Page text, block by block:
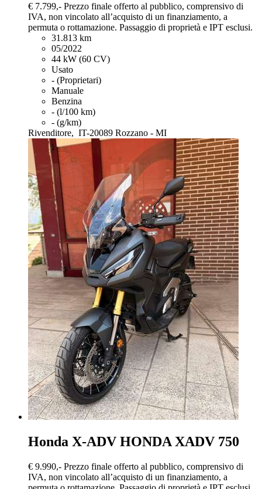
€ 7.799,- Prezzo finale offerto al pubblico, comprensivo di
IVA, non vincolato all’acquisto di un finanziamento, a
permuta o rottamazione. Passaggio di proprietà e IPT esclusi.
31.813 km
05/2022
44 kW (60 CV)
Usato
- (Proprietari)
Manuale
Benzina
- (l/100 km)
- (g/km)
Rivenditore, IT-20089 Rozzano - MI
Honda X-ADV HONDA XADV 750
€ 9.990,- Prezzo finale offerto al pubblico, comprensivo di
IVA, non vincolato all’acquisto di un finanziamento, a